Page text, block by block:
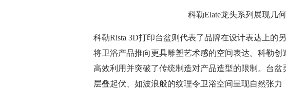
科勒Elate龙头系列展现几
科勒Rista 3D打印台盆则代表了品牌在设计表达上
将卫浴产品推向更具雕塑艺术感的空间表达。科勒
高效利用并突破了传统制造对产品造型的限制。台
层叠起伏、如波浪般的纹理令卫浴空间呈现自然张